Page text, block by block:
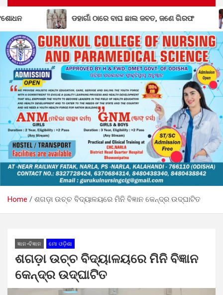
ଛାଲ ଜବତ, ଜଣେ ଗିରଫ ବିଦ୍ୟାଳୟରସ୍ତରୀୟ ଜ୍ଞାନ ବିଜ୍ଞାନ
Home ଶଗଡ଼ା ଉଚ୍ଚ ବିଦ୍ୟାଳୟରେ ମିନି ବିଜ୍ଞାନ କେନ୍ଦ୍ର ଉଦ୍ଘାଟିତ
ଜ୍ଞାନ-ବିଜ୍ଞାନ ମୋ ଓଡ଼ିଶା
ଶଗଡ଼ା ଉଚ୍ଚ ବିଦ୍ୟାଳୟରେ ମିନି ବିଜ୍ଞାନ
କେନ୍ଦ୍ର ଉଦ୍ଘାଟିତ